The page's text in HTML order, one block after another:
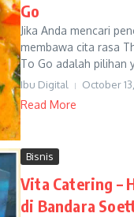
Go
Jika Anda mencari
membawa cita rasa
To Go adalah pilihan
Ibu Digital October
Read More
Bisnis
Vita Catering –
di Bandara